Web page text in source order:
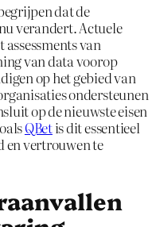
dat de
verandert. Actuele
van
van data voorop
op het gebied van
ondersteunen
op de nieuwste eisen
QBetis dit essentieel
en vertrouwen te